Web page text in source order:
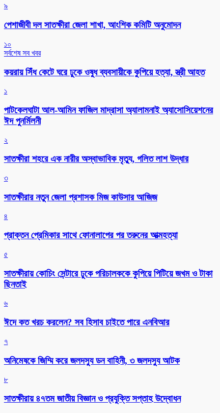
৯
পেশাজীবী দল সাতক্ষীরা জেলা শাখা, আংশিক কমিটি অনুমোদন
১০
সর্বশেষ সব খবর
কয়রায় সিঁধ কেটে ঘরে ঢুকে ওষুধ ব্যবসায়ীকে কুপিয়ে হত্যা, স্ত্রী আহত
১
পাটকেলঘাটা আল-আমিন ফাজিল মাদ্রাসা অ্যালামনাই অ্যাসোসিয়েশনের
ঈদ পুনর্মিলনী
২
সাতক্ষীরা শহরে এক নারীর অস্বাভাবিক মৃত্যু, গলিত লাশ উদ্ধার
৩
সাতক্ষীরার নতুন জেলা প্রশাসক মিজ কাউসার আজিজ
৪
প্রাক্তন প্রেমিকার সাথে ফোনালাপের পর তরুনের আত্মহত্যা
৫
সাতক্ষীরায় কোচিং সেন্টারে ঢুকে পরিচালককে কুপিয়ে পিটিয়ে জখম ও টাকা
ছিনতাই
৬
ঈদে কত খরচ করলেন? সব হিসাব চাইতে পারে এনবিআর
৭
অনিমেষকে জিম্মি করে জলদস্যু ডন বাহিনী, ৩ জলদস্যু আটক
৮
সাতক্ষীরায় ৪৭তম জাতীয় বিজ্ঞান ও প্রযুক্তি সপ্তাহ উদ্বোধন